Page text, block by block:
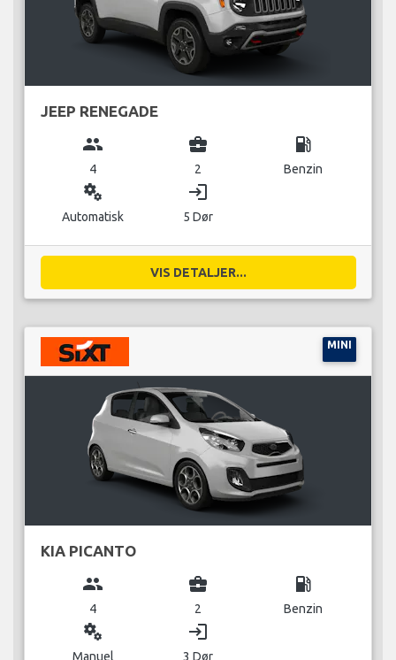
JEEP RENEGADE
group
4
business_center
2
local_gas_station
Benzin
miscellaneous_services
Automatisk
login
5 Dør
VIS DETALJER...
MINI
KIA PICANTO
group
4
business_center
2
local_gas_station
Benzin
miscellaneous_services
Manuel
login
3 Dør